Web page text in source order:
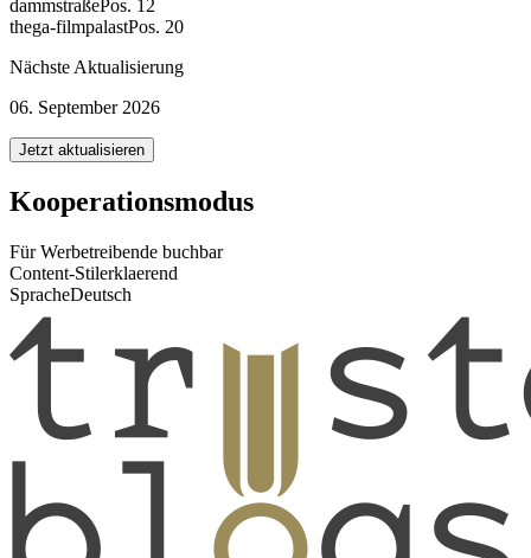
dammstraßePos. 12
thega-filmpalastPos. 20
Nächste Aktualisierung
06. September 2026
Jetzt aktualisieren
Kooperationsmodus
Für Werbetreibende buchbar
Content-Stilerklaerend
SpracheDeutsch